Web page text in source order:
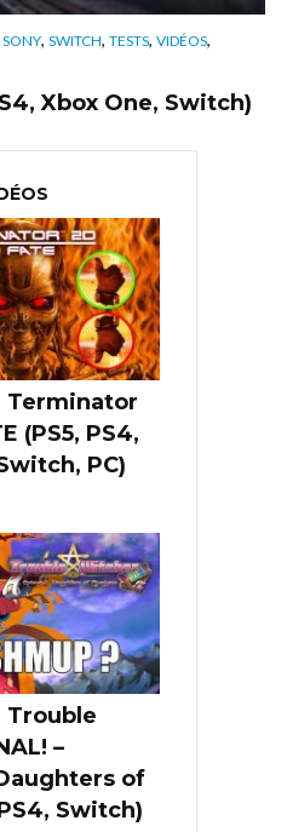
SONY, SWITCH, TESTS, VIDÉOS,
Xbox One, Switch)
Terminator
(PS5, PS4,
PC)
Trouble
–
of
Switch)